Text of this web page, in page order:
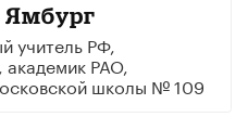
Ямбург
учитель РФ,
РАО,
школы № 109